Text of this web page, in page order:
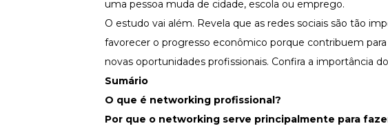
Confira nossos materiais
Aprofunde seu conhecimento
Ferramentas e Templates
Para agilizar o seu trabalho
Infográfico
Conteúdo prático e rápido
uma pessoa muda de cidade, escola ou emprego.
O estudo vai além. Revela que as redes sociais são tão
favorecer o progresso econômico porque contribuem
novas oportunidades profissionais. Confira a importância
Sumário
O que é networking profissional?
Por que o networking serve principalmente para